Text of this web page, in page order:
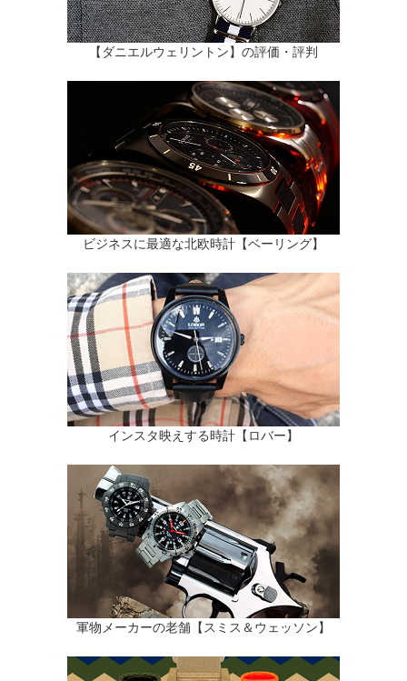
【ダニエルウェリントン】の評価・評判
ビジネスに最適な北欧時計【ベーリング】
インスタ映えする時計【ロバー】
軍物メーカーの老舗【スミス＆ウェッソン】